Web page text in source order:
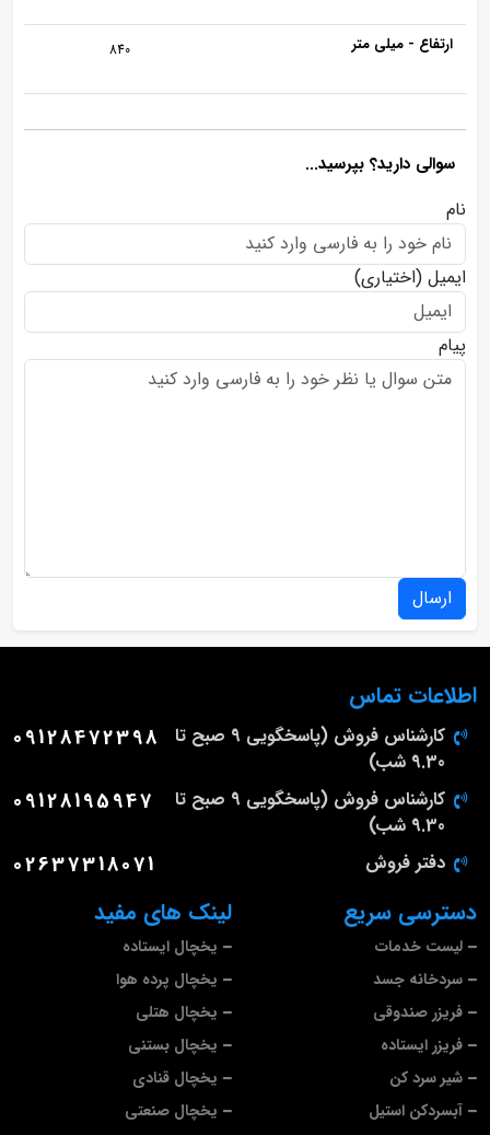
ارتفاع - میلی متر 840
سوالی دارید؟ بپرسید...
نام
ایمیل (اختیاری)
پیام
ارسال
لینک های مفید
یخچال ایستاده
یخچال پرده هوا
یخچال هتلی
یخچال بستنی
یخچال قنادی
یخچال صنعتی
دسترسی سریع
لیست خدمات
سردخانه جسد
فریزر صندوقی
فریزر ایستاده
شیر سرد کن
آبسردکن استیل
اطلاعات تماس
کارشناس فروش (پاسخگویی 9 صبح تا
9.30 شب)
09128472398
کارشناس فروش (پاسخگویی 9 صبح تا
9.30 شب)
09128195947
دفتر فروش 02637318071